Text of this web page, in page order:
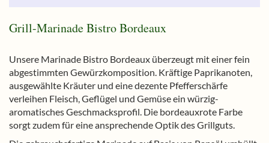
Grill-Marinade Bistro Bordeaux
Unsere Marinade Bistro Bordeaux überzeugt mit einer fein
abgestimmten Gewürzkomposition. Kräftige Paprikanoten,
ausgewählte Kräuter und eine dezente Pfefferschärfe
verleihen Fleisch, Geflügel und Gemüse ein würzig-
aromatisches Geschmacksprofil. Die bordeauxrote Farbe
sorgt zudem für eine ansprechende Optik des Grillguts.